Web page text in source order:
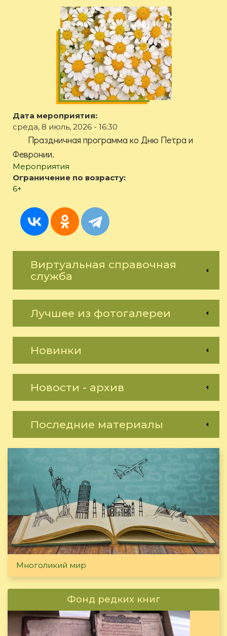
Дата мероприятия:
среда, 8 июль, 2026 - 16:30
Праздничная программа ко Дню Петра и
Февронии.
Мероприятия
Ограничение по возрасту:
6+
Виртуальная справочная
служба
Лучшее из фотогалереи
Новинки
Новости - архив
Последние материалы
Многоликий мир
Фонд редких книг